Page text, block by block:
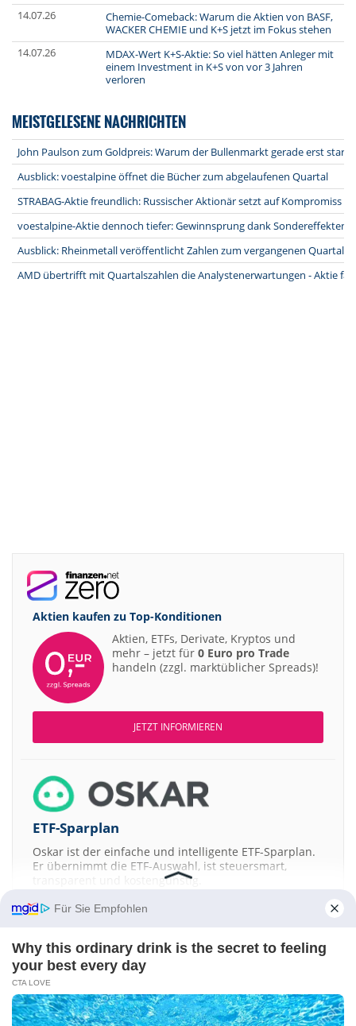
14.07.26
Chemie-Comeback: Warum die Aktien von BASF,
WACKER CHEMIE und K+S jetzt im Fokus stehen
14.07.26
MDAX-Wert K+S-Aktie: So viel hätten Anleger mit
einem Investment in K+S von vor 3 Jahren
verloren
MEISTGELESENE NACHRICHTEN
John Paulson zum Goldpreis: Warum der Bullenmarkt gerade erst
Ausblick: voestalpine öffnet die Bücher zum abgelaufenen Quartal
STRABAG-Aktie freundlich: Russischer Aktionär setzt auf Kompromiss
voestalpine-Aktie dennoch tiefer: Gewinnsprung dank Sondereffekten
Ausblick: Rheinmetall veröffentlicht Zahlen zum vergangenen Quartal
AMD übertrifft mit Quartalszahlen die Analystenerwartungen - Aktie
Aktien kaufen zu Top-Konditionen
Aktien, ETFs, Derivate, Kryptos und
mehr – jetzt für 0 Euro pro Trade
handeln (zzgl. marktüblicher Spreads)!
JETZT INFORMIEREN
ETF-Sparplan
Oskar ist der einfache und intelligente ETF-Sparplan.
Er übernimmt die ETF-Auswahl, ist steuersmart,
transparent und kostengünstig.
JETZT MEHR ERFAHREN
Aktien ATX DAX EuroStoxx 50 Dow Jones NASDAQ 100 Nikkei 225
S&P 500
Für Sie Empfohlen
Why this ordinary drink is the secret to feeling
your best every day
CTA LOVE